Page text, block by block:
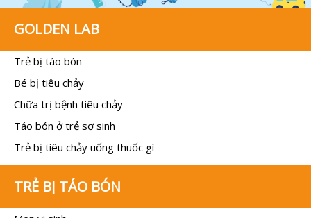
GOLDEN LAB
Trẻ bị táo bón
Bé bị tiêu chảy
Chữa trị bệnh tiêu chảy
Táo bón ở trẻ sơ sinh
Trẻ bị tiêu chảy uống thuốc gì
TRẺ BỊ TÁO BÓN